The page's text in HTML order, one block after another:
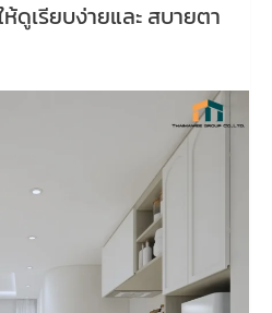
ดูเรียบง่ายและ สบายตา